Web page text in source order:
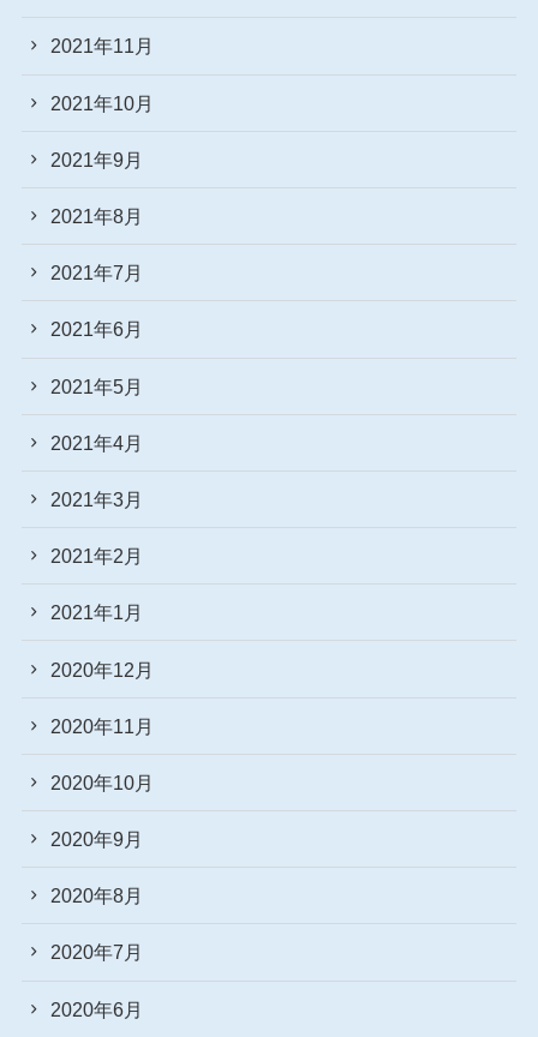
2021年11月
2021年10月
2021年9月
2021年8月
2021年7月
2021年6月
2021年5月
2021年4月
2021年3月
2021年2月
2021年1月
2020年12月
2020年11月
2020年10月
2020年9月
2020年8月
2020年7月
2020年6月